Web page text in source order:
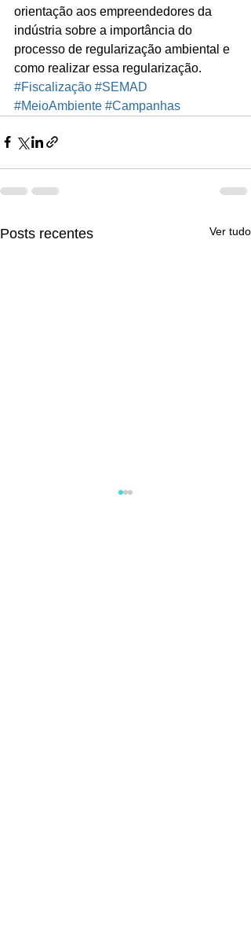
orientação aos empreendedores da
indústria sobre a importância do
processo de regularização ambiental e
como realizar essa regularização.
#Fiscalização #SEMAD
#MeioAmbiente #Campanhas
Posts recentes Ver tudo